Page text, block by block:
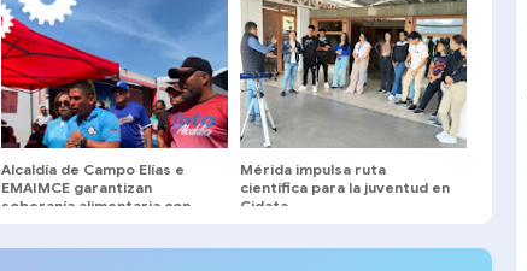
Alcaldía de Campo Elías e
EMAIMCE garantizan
soberanía alimentaria con
Mérida impulsa ruta
científica para la juventud en
Cidata